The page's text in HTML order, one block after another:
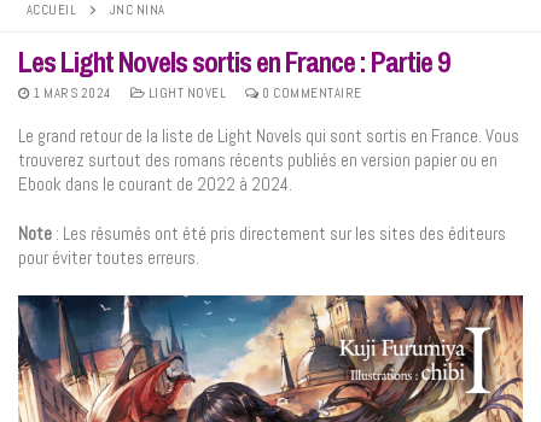
Rechercher :
ACCUEIL JNC NINA
Les Light Novels sortis en France : Partie 9
1 MARS 2024 LIGHT NOVEL 0 COMMENTAIRE
Le grand retour de la liste de Light Novels qui sont sortis en France. Vous
trouverez surtout des romans récents publiés en version papier ou en
Ebook dans le courant de 2022 à 2024.
Note : Les résumés ont été pris directement sur les sites des éditeurs
pour éviter toutes erreurs.